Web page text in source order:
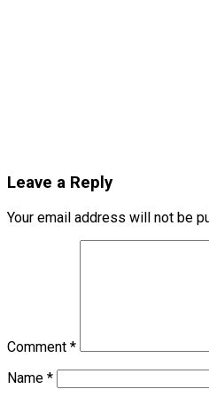
Leave a Reply
Your email address will not be
Comment *
Name *